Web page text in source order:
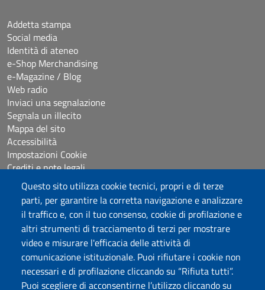
Questo sito utilizza cookie tecnici, propri e di terze
parti, per garantire la corretta navigazione e analizzare
il traffico e, con il tuo consenso, cookie di profilazione e
altri strumenti di tracciamento di terzi per mostrare
video e misurare l'efficacia delle attività di
comunicazione istituzionale. Puoi rifiutare i cookie non
necessari e di profilazione cliccando su “Rifiuta tutti”.
Puoi scegliere di acconsentirne l’utilizzo cliccando su
Università degli Studi di Sassari
Piazza Università 21, Sassari
Addetta stampa
Social media
Identità di ateneo
e-Shop Merchandising
e-Magazine / Blog
Web radio
Inviaci una segnalazione
Segnala un illecito
Mappa del sito
Accessibilità
Impostazioni Cookie
Crediti e note legali
Seguici su
Chatta con noi